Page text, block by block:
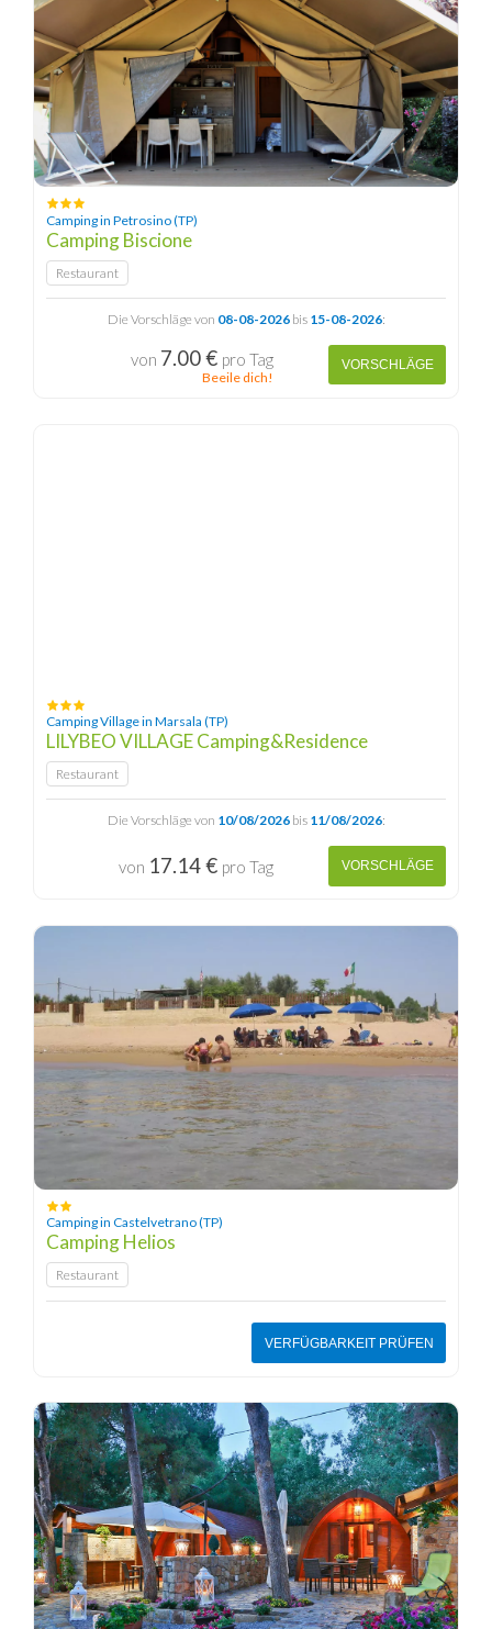
Camping in Petrosino (TP)
Camping Biscione
Restaurant
Die Vorschläge von 08-08-2026bis 15-08-2026:
von 7.00 € pro Tag
Beeile dich!
VORSCHLÄGE
Camping Village in Marsala (TP)
LILYBEO VILLAGE Camping&Residence
Restaurant
Die Vorschläge von 10/08/2026bis 11/08/2026:
von 17.14 € pro Tag VORSCHLÄGE
Camping in Castelvetrano (TP)
Camping Helios
Restaurant
VERFÜGBARKEIT PRÜFEN